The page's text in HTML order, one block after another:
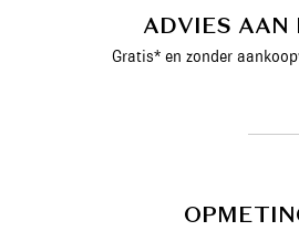
ADVIES AAN
Gratis* en zonder